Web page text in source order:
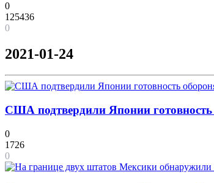
0
125436
0
2021-01-24
США подтвердили Японии готовность
0
1726
0